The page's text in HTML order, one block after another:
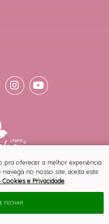
PLATAFORMA B2B
RESERVADOS
pra oferecer a melhor experiência
no nosso site, aceita esta
Cookies e Privacidade
FECHAR